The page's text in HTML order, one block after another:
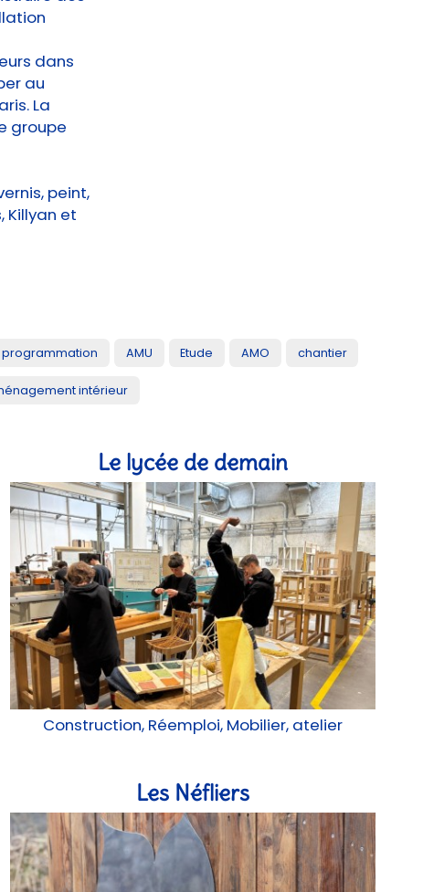
dans
au
La
groupe
peint,
Killyan et
programmation AMU Etude AMO chantier
intérieur
Le lycée de demain
Construction, Réemploi, Mobilier, atelier
Les Néfliers